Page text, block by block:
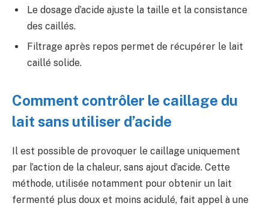
Le dosage d’acide ajuste la taille et la consistance
des caillés.
Filtrage après repos permet de récupérer le lait
caillé solide.
Comment contrôler le caillage du
lait sans utiliser d’acide
Il est possible de provoquer le caillage uniquement
par l’action de la chaleur, sans ajout d’acide. Cette
méthode, utilisée notamment pour obtenir un lait
fermenté plus doux et moins acidulé, fait appel à une